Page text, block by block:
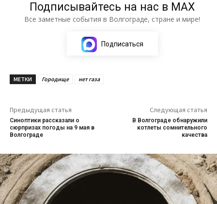
Подписывайтесь на нас в МАХ
Все заметные события в Волгограде, стране и мире!
Подписаться
МЕТКИ Городище нет газа
Предыдущая статья
Синоптики рассказали о
сюрпризах погоды на 9 мая в
Волгограде
Следующая статья
В Волгограде обнаружили
котлеты сомнительного
качества